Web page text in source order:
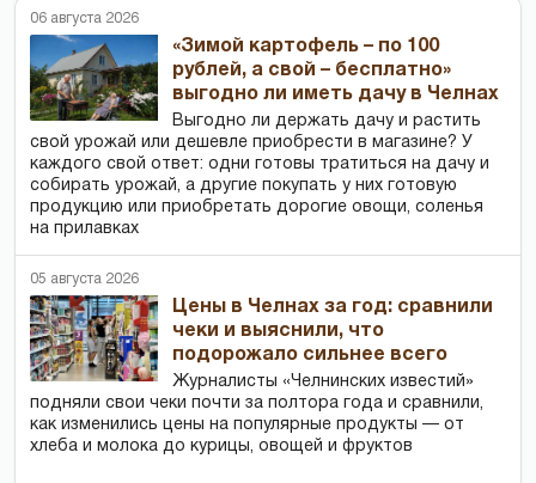
06 августа 2026
«Зимой картофель – по 100
рублей, а свой – бесплатно»
выгодно ли иметь дачу в Челнах
Выгодно ли держать дачу и растить
свой урожай или дешевле приобрести в магазине? У
каждого свой ответ: одни готовы тратиться на дачу и
собирать урожай, а другие покупать у них готовую
продукцию или приобретать дорогие овощи, соленья
на прилавках
05 августа 2026
Цены в Челнах за год: сравнили
чеки и выяснили, что
подорожало сильнее всего
Журналисты «Челнинских известий»
подняли свои чеки почти за полтора года и сравнили,
как изменились цены на популярные продукты — от
хлеба и молока до курицы, овощей и фруктов